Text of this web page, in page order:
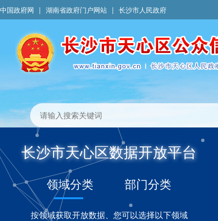
中国政府网 | 湖南省政府门户网站 | 长沙市人民政府
长沙市天心区数据开放平台
领域分类 部门分类
按领域获取开放数据、您可以选择以下领域